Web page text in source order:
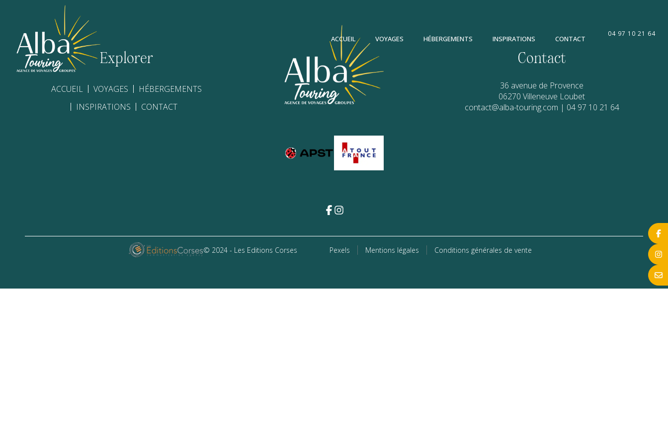
ACCUEIL VOYAGES HÉBERGEMENTS INSPIRATIONS CONTACT
04 97 10 21 64
Explorer
ACCUEIL VOYAGES
HÉBERGEMENTS
INSPIRATIONS
CONTACT
Contact
36 avenue de Provence
06270 Villeneuve Loubet
contact@alba-touring.com | 04 97 10 21 64
© 2024 - Les Editions Corses Pexels Mentions légales Conditions générales de vente